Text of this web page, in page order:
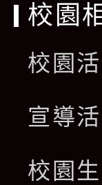
校園
校園
宣導
校園